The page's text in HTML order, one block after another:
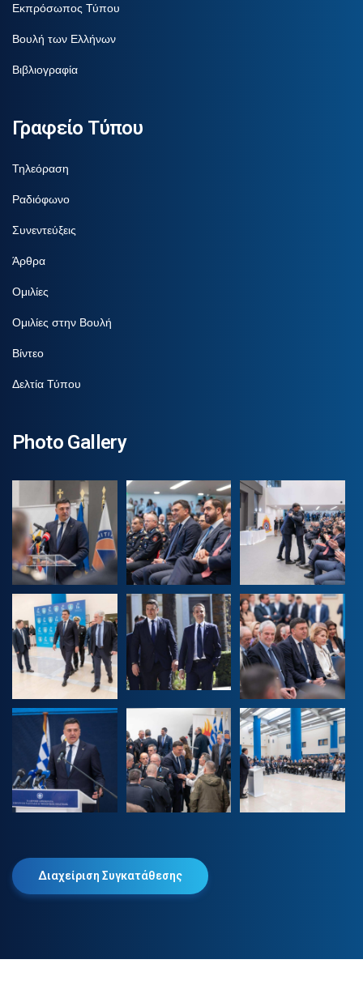
Εκπρόσωπος Τύπου
Βουλή των Ελλήνων
Βιβλιογραφία
Γραφείο Τύπου
Τηλεόραση
Ραδιόφωνο
Συνεντεύξεις
Άρθρα
Ομιλίες
Ομιλίες στην Βουλή
Βίντεο
Δελτία Τύπου
Photo Gallery
Διαχείριση Συγκατάθεσης